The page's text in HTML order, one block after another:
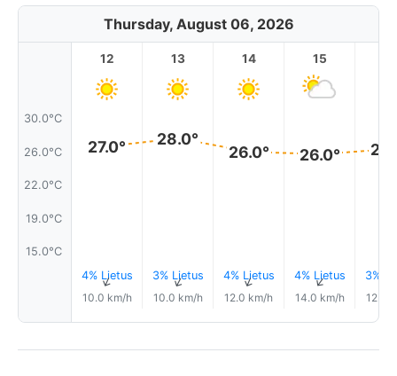
Thursday, August 06, 2026
30.0°C
26.0°C
22.0°C
19.0°C
15.0°C
12
27.0°
4% Lietus
↑
10.0 km/h
13
28.0°
3% Lietus
↑
10.0 km/h
14
26.0°
4% Lietus
↑
12.0 km/h
15
26.0°
4% Lietus
↑
14.0 km/h
3%
12.0